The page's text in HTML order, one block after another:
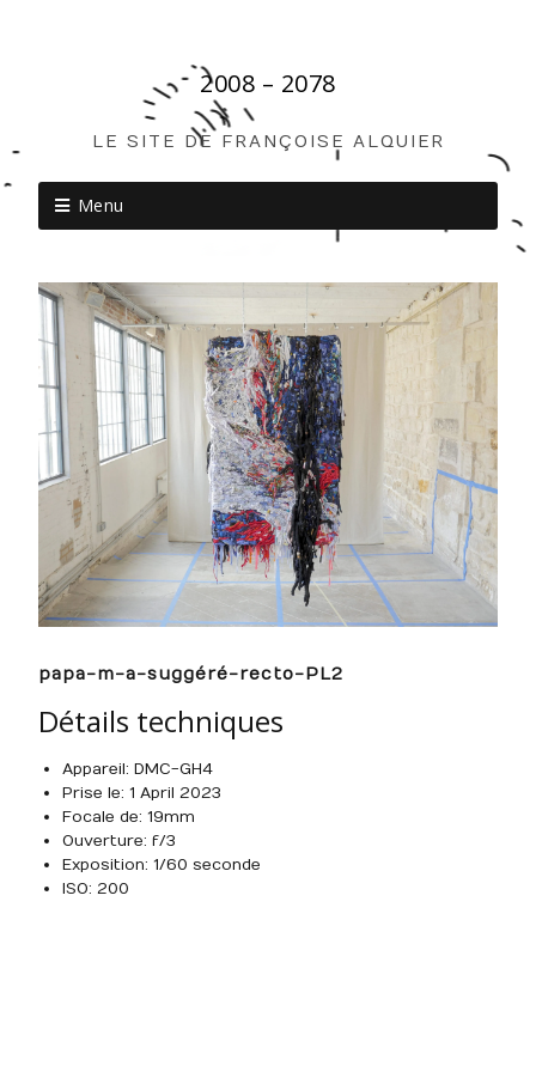
2008 – 2078
LE SITE DE FRANÇOISE ALQUIER
Menu
papa-m-a-suggéré-recto-PL2
Détails techniques
Appareil : DMC-GH4
Prise le : 1 April 2023
Focale de : 19mm
Ouverture : f/3
Exposition : 1/60 seconde
ISO : 200